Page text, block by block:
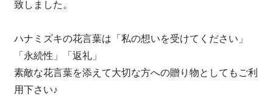
致しました。
ハナミズキの花言葉は「私の想いを受けてください」
「永続性」「返礼」
素敵な花言葉を添えて大切な方への贈り物としてもご利
用下さい♪